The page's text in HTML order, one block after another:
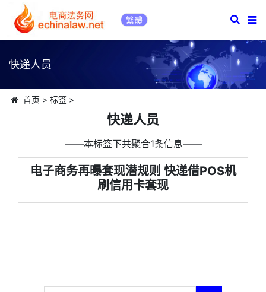
繁體
快递人员
首页 > 标签>
快递人员
――本标签下共聚合1条信息――
电子商务再曝套现潜规则 快递借POS机
刷信用卡套现